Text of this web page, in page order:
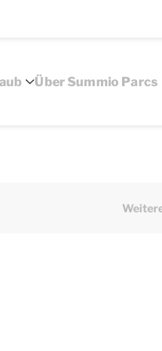
Über Summio Parcs